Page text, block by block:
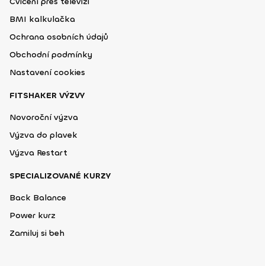
BMI kalkulačka
Ochrana osobních údajů
Obchodní podmínky
Nastavení cookies
FITSHAKER VÝZVY
Novoroční výzva
Výzva do plavek
Výzva Restart
SPECIALIZOVANÉ KURZY
Back Balance
Power kurz
Zamiluj si beh